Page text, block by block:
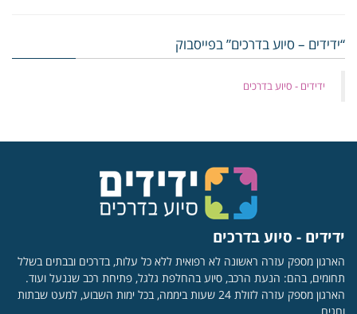
“ידידים – סיוע בדרכים” בפייסבוק
‏ידידים - סיוע בדרכים
ידידים - סיוע בדרכים
הארגון מספק עזרה ראשונה לא רפואית ללא כל עלות, בדרכים ובבתים בשלל
תחומים, בהם: הנעת הרכב, סיוע בהחלפת גלגל, פתיחת רכב שננעל ועוד.
הארגון מספק עזרה לזולת 24 שעות ביממה, בכל ימות השבוע, למעט שבתות